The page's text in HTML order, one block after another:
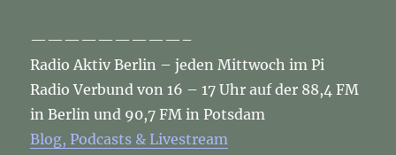
—————————–
Radio Aktiv Berlin – jeden Mittwoch im Pi
Radio Verbund von 16 – 17 Uhr auf der 88,4 FM
in Berlin und 90,7 FM in Potsdam
Blog, Podcasts & Livestream